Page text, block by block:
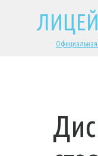
Официальная